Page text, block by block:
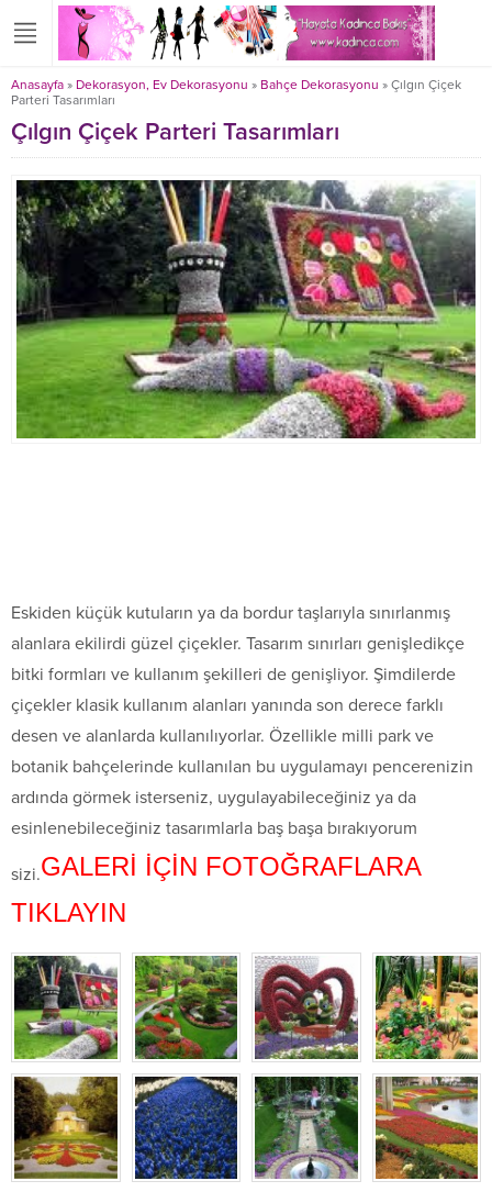
Anasayfa » Dekorasyon, Ev Dekorasyonu » Bahçe Dekorasyonu » Çılgın Çiçek
Parteri Tasarımları
Çılgın Çiçek Parteri Tasarımları
Eskiden küçük kutuların ya da bordur taşlarıyla sınırlanmış
alanlara ekilirdi güzel çiçekler. Tasarım sınırları genişledikçe
bitki formları ve kullanım şekilleri de genişliyor. Şimdilerde
çiçekler klasik kullanım alanları yanında son derece farklı
desen ve alanlarda kullanılıyorlar. Özellikle milli park ve
botanik bahçelerinde kullanılan bu uygulamayı pencerenizin
ardında görmek isterseniz, uygulayabileceğiniz ya da
esinlenebileceğiniz tasarımlarla baş başa bırakıyorum
sizi.GALERİ İÇİN FOTOĞRAFLARA
TIKLAYIN